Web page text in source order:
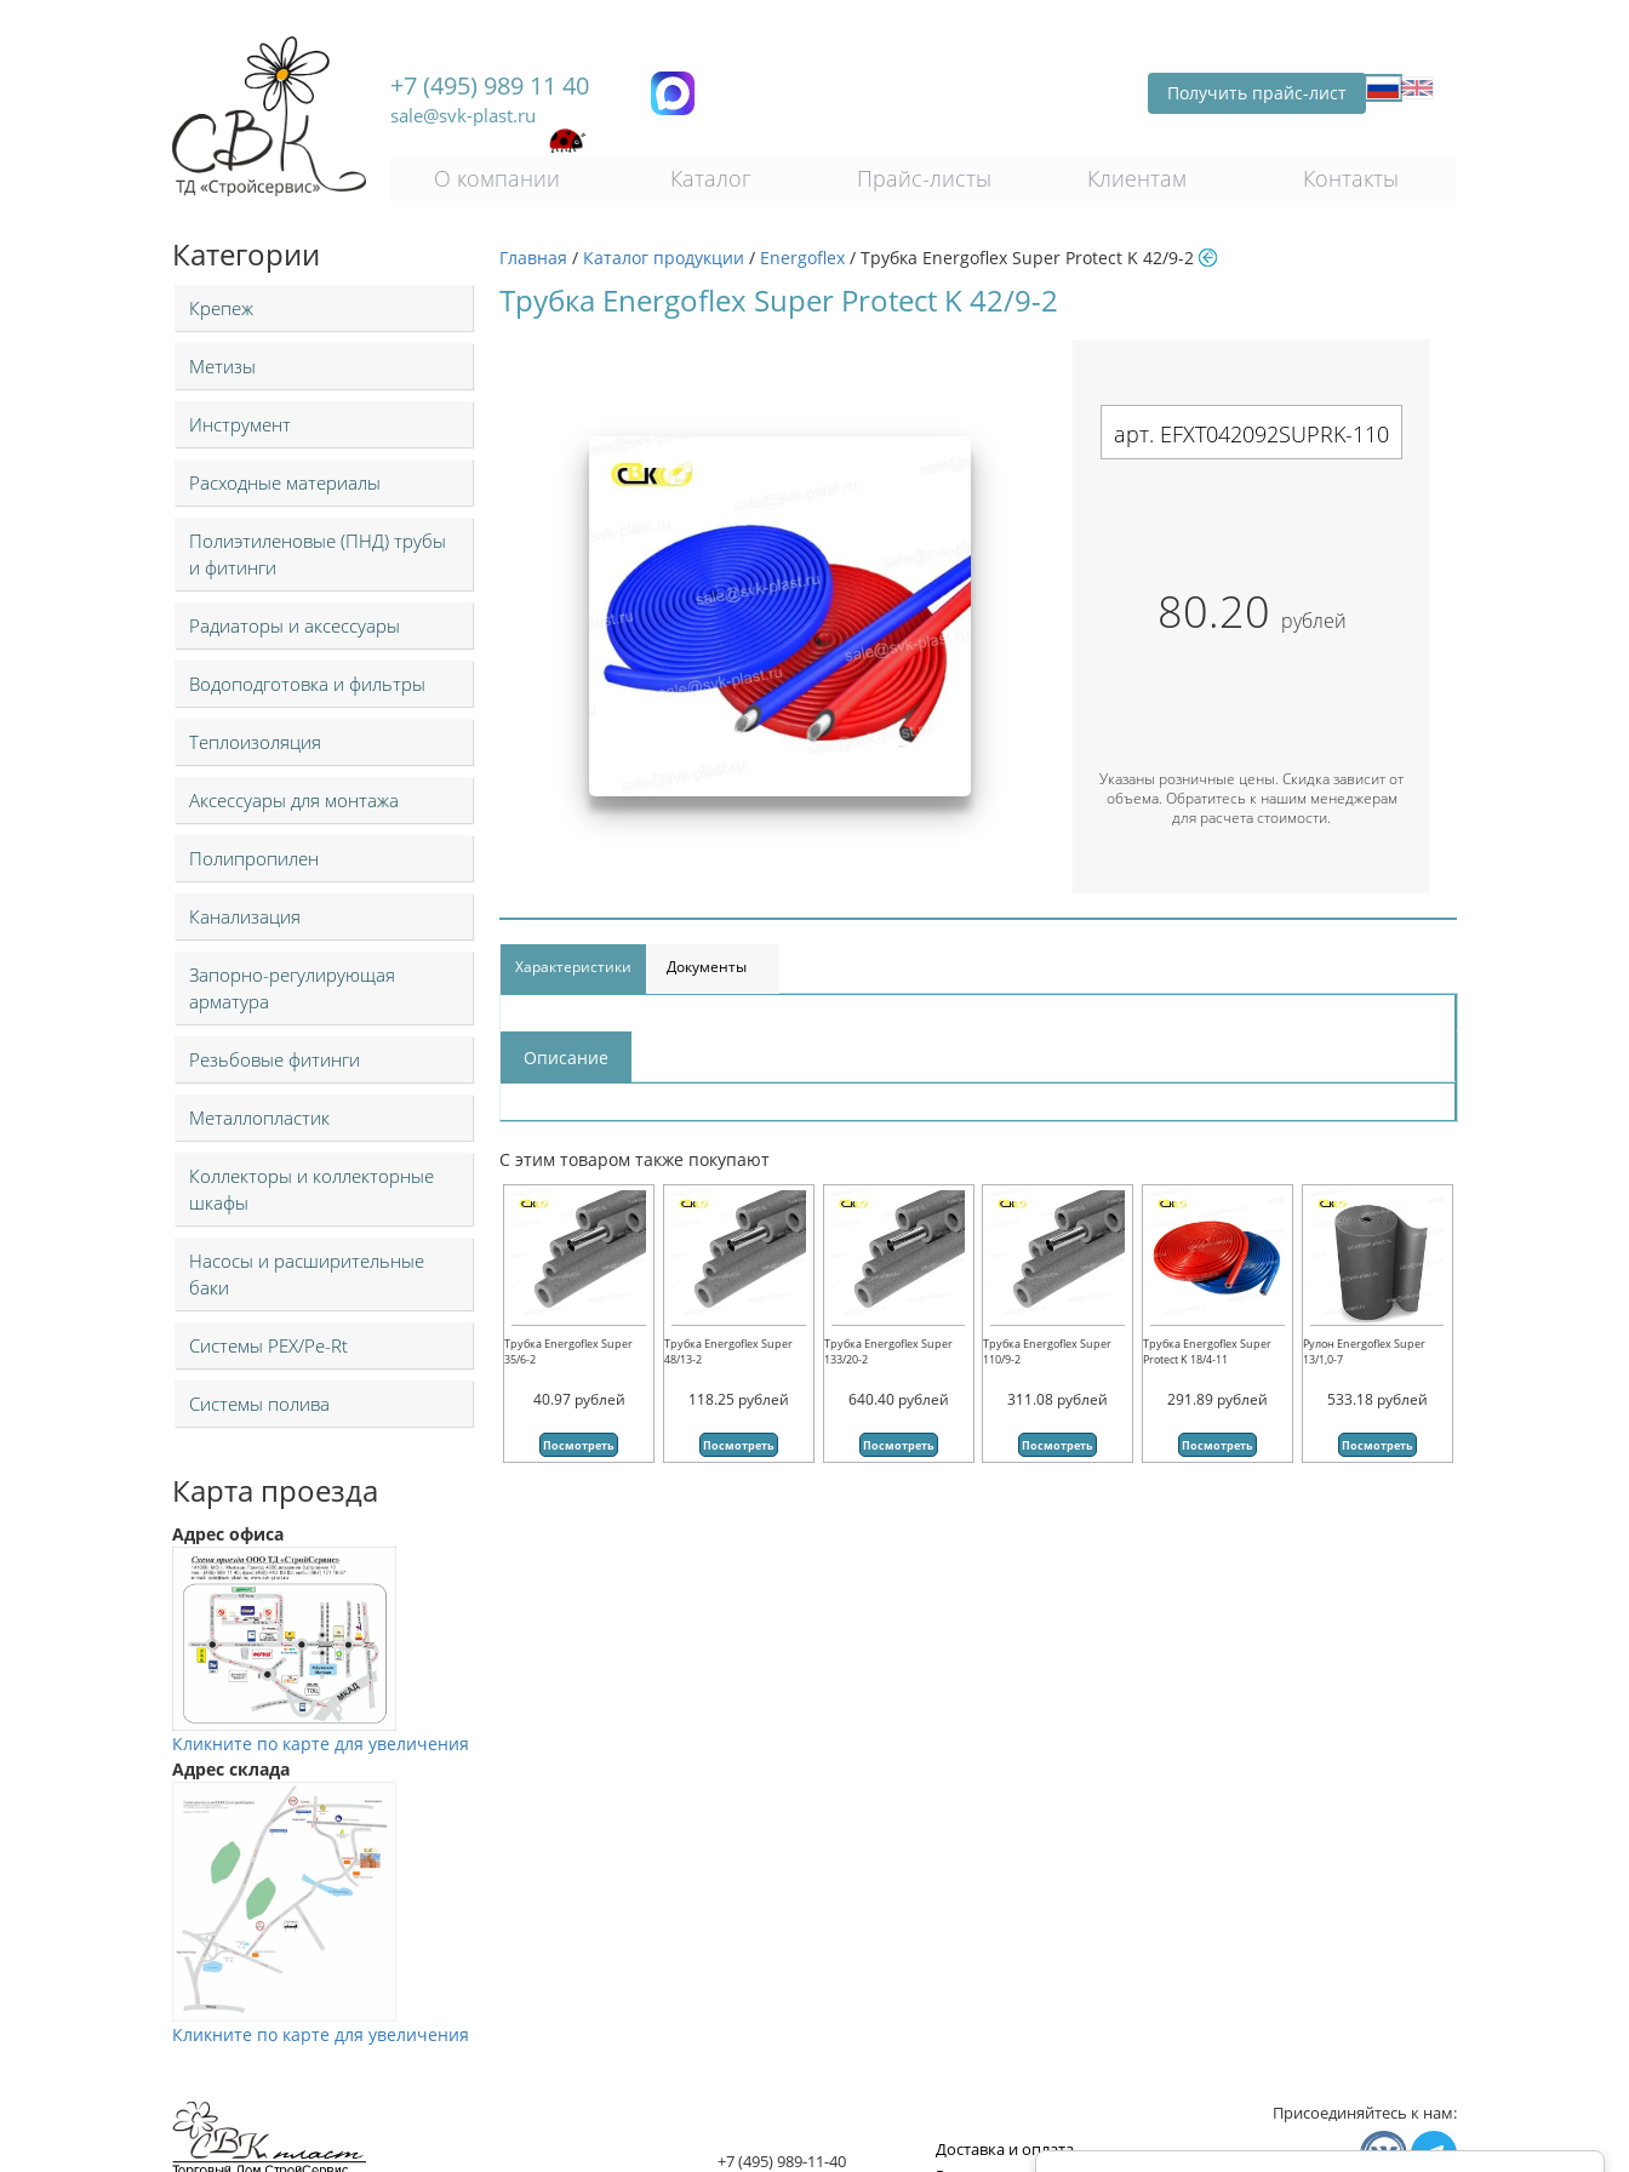
+7 (495) 989 11 40
sale@svk-plast.ru
Получить прайс-лист
О компании Каталог Прайс-листы Клиентам Контакты
Главная / Каталог продукции / Energoflex / Трубка Energoflex Super Protect K 42/9-2
Категории
Крепеж
Метизы
Инструмент
Расходные материалы
Полиэтиленовые (ПНД) трубы
и фитинги
Радиаторы и аксессуары
Водоподготовка и фильтры
Теплоизоляция
Аксессуары для монтажа
Полипропилен
Канализация
Запорно-регулирующая
арматура
Резьбовые фитинги
Металлопластик
Коллекторы и коллекторные
шкафы
Насосы и расширительные
баки
Системы PEX/Pe-Rt
Системы полива
Карта проезда
Адрес офиса
Кликните по карте для увеличения
Адрес склада
Кликните по карте для увеличения
Трубка Energoflex Super Protect K 42/9-2
арт. EFXT042092SUPRK-110
80.20 рублей
Указаны розничные цены. Скидка зависит от
объема. Обратитесь к нашим менеджерам
для расчета стоимости.
Характеристики Документы
Описание
С этим товаром также покупают
Трубка Energoflex Super
35/6-2
40.97 рублей
Посмотреть
Трубка Energoflex Super
48/13-2
118.25 рублей
Посмотреть
Трубка Energoflex Super
133/20-2
640.40 рублей
Посмотреть
Трубка Energoflex Super
110/9-2
311.08 рублей
Посмотреть
Трубка Energoflex Super
Protect K 18/4-11
291.89 рублей
Посмотреть
Рулон Energoflex Super
13/1,0-7
533.18 рублей
Посмотреть
+7 (495) 989-11-40
Доставка и оплата
Присоединяйтесь к нам:
Мы в Vkontakte
Мы в Телеграм